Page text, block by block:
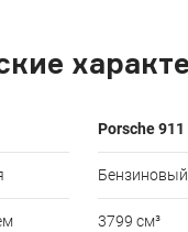
Porsche 911
3799 см³